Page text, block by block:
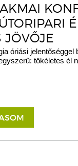
JÖVŐJE
óriási jelentőséggel
tökéletes él